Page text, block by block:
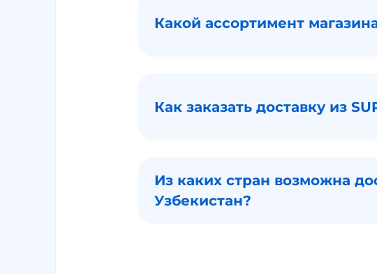
Какой ассортимент
Как заказать доставку из
Из каких стран возможна
Узбекистан?